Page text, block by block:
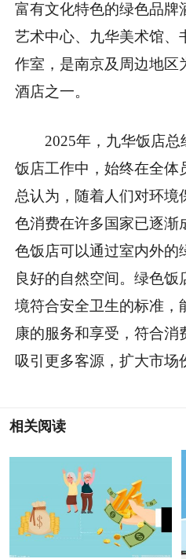
富有文化特色的绿色品牌
艺术中心、九华美术馆、
作室，是南京及周边地区
酒店之一。
2025年，九华饭店
饭店工作中，始终在全体
总认为，随着人们对环境
色消费在许多国家已逐渐
色饭店可以通过室内外的
良好的自然空间。绿色
境符合安全卫生的标准，
康的服务和享受，符合
吸引更多客源，扩大市场
相关阅读